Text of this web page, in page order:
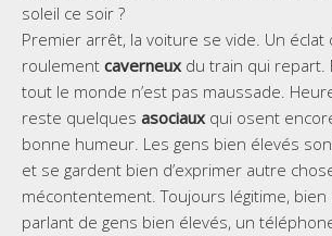
soleil ce soir ?
Premier arrêt, la voiture se vide. Un
roulement caverneuxdu train qui repart.
tout le monde n’est pas maussade.
reste quelques asociauxqui osent
bonne humeur. Les gens bien élevés
et se gardent bien d’exprimer autre
mécontentement. Toujours légitime, bien
parlant de gens bien élevés, un